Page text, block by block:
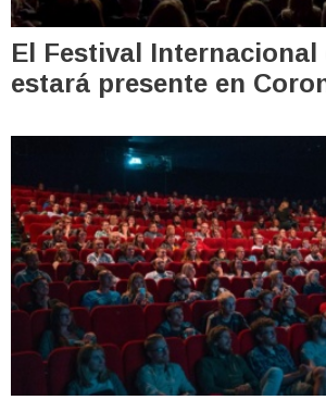
El Festival Internacional
estará presente en